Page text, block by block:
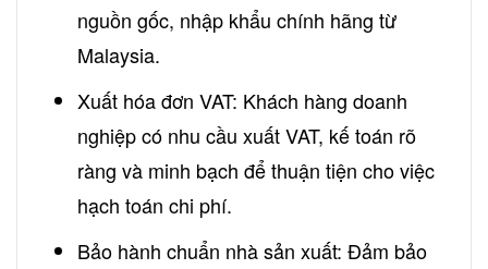
nguồn gốc, nhập khẩu chính hãng từ
Malaysia.
Xuất hóa đơn VAT: Khách hàng doanh
nghiệp có nhu cầu xuất VAT, kế toán rõ
ràng và minh bạch để thuận tiện cho việc
hạch toán chi phí.
Bảo hành chuẩn nhà sản xuất: Đảm bảo